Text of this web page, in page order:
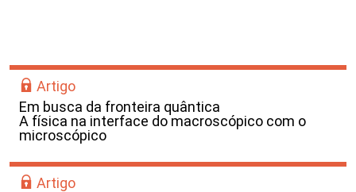
Artigo
Em busca da fronteira quântica
A física na interface do macroscópico com o
microscópico
Artigo